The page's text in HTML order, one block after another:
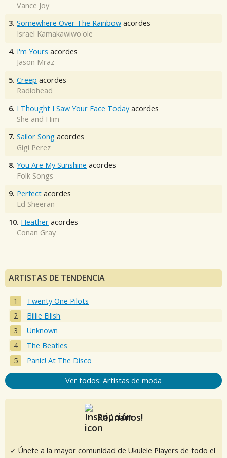
Vance Joy
3. Somewhere Over The Rainbow acordes
Israel Kamakawiwo'ole
4. I'm Yours acordes
Jason Mraz
5. Creep acordes
Radiohead
6. I Thought I Saw Your Face Today acordes
She and Him
7. Sailor Song acordes
Gigi Perez
8. You Are My Sunshine acordes
Folk Songs
9. Perfect acordes
Ed Sheeran
10. Heather acordes
Conan Gray
ARTISTAS DE TENDENCIA
Twenty One Pilots
Billie Eilish
Unknown
The Beatles
Panic! At The Disco
Ver todos: Artistas de moda
Reúnanos!
✓ Únete a la mayor comunidad de Ukulele Players de todo el